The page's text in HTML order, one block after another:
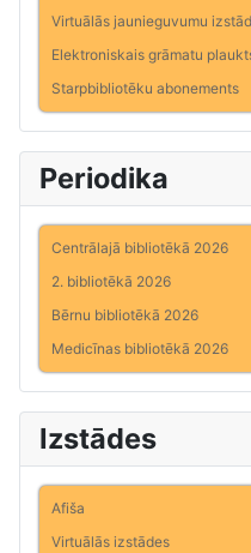
Virtuālās jaunieguvumu
Elektroniskais grāmatu
Starpbibliotēku abonements
Periodika
Centrālajā bibliotēkā 2026
2. bibliotēkā 2026
Bērnu bibliotēkā 2026
Medicīnas bibliotēkā 2026
Izstādes
Afiša
Virtuālās izstādes